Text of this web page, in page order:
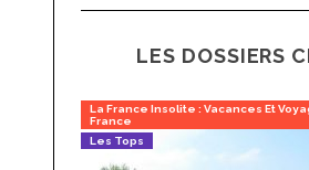
LES DOSSIERS
La France Insolite : Vacances Et
France
Les Tops